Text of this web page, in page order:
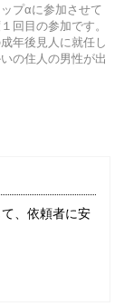
プαに参加させて
回目の参加です。
年後見人に就任し
の住人の男性が出
、依頼者に安